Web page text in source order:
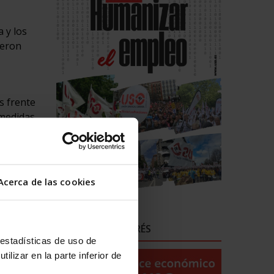
de las cookies
de uso de
en la parte inferior de
y los
frente
sobre
los
que
con el
ENLACES DE INTERÉS